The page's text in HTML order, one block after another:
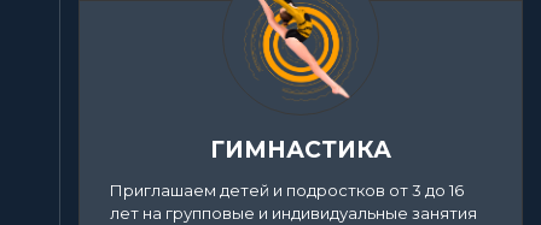
ГИМНАСТИКА
Приглашаем детей и подростков от 3 до 16
лет на групповые и индивидуальные занятия